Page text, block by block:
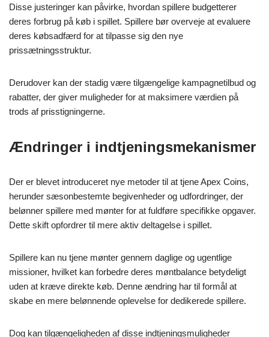
Disse justeringer kan påvirke, hvordan spillere budgetterer
deres forbrug på køb i spillet. Spillere bør overveje at evaluere
deres købsadfærd for at tilpasse sig den nye
prissætningsstruktur.
Derudover kan der stadig være tilgængelige kampagnetilbud og
rabatter, der giver muligheder for at maksimere værdien på
trods af prisstigningerne.
Ændringer i indtjeningsmekanismer
Der er blevet introduceret nye metoder til at tjene Apex Coins,
herunder sæsonbestemte begivenheder og udfordringer, der
belønner spillere med mønter for at fuldføre specifikke opgaver.
Dette skift opfordrer til mere aktiv deltagelse i spillet.
Spillere kan nu tjene mønter gennem daglige og ugentlige
missioner, hvilket kan forbedre deres møntbalance betydeligt
uden at kræve direkte køb. Denne ændring har til formål at
skabe en mere belønnende oplevelse for dedikerede spillere.
Dog kan tilgængeligheden af disse indtjeningsmuligheder